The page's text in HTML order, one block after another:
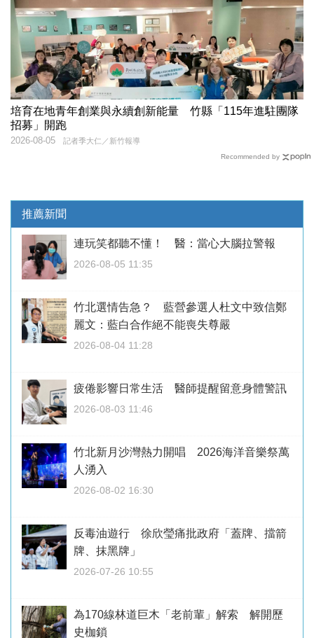
培育在地青年創業與永續創新能量 竹縣「115年進駐團隊
招募」開跑
記者季大仁／新竹報導
2026-08-05
Recommended by
推薦新聞
連玩笑都聽不懂！ 醫：當心大腦拉警報
2026-08-05 11:35
竹北選情告急？ 藍營參選人杜文中致信鄭
麗文：藍白合作絕不能喪失尊嚴
2026-08-04 11:28
疲倦影響日常生活 醫師提醒留意身體警訊
2026-08-03 11:46
竹北新月沙灣熱力開唱 2026海洋音樂祭萬
人湧入
2026-08-02 16:30
反毒油遊行 徐欣瑩痛批政府「蓋牌、擋箭
牌、抹黑牌」
2026-07-26 10:55
為170線林道巨木「老前輩」解索 解開歷
史枷鎖